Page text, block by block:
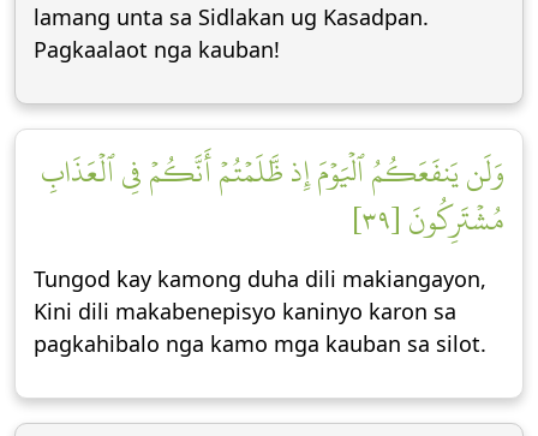
lamang unta sa Sidlakan ug Kasadpan.
Pagkaalaot nga kauban!
وَلَن يَنفَعَكُمُ ٱلۡيَوۡمَ إِذ ظَّلَمۡتُمۡ أَنَّكُمۡ فِي ٱلۡعَذَابِ
مُشۡتَرِكُونَ [٣٩]
Tungod kay kamong duha dili makiangayon,
Kini dili makabenepisyo kaninyo karon sa
pagkahibalo nga kamo mga kauban sa silot.